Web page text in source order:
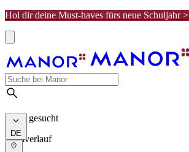
Hol dir deine Must-haves fürs neue Schuljahr >
Meist gesucht
Suchverlauf
DE